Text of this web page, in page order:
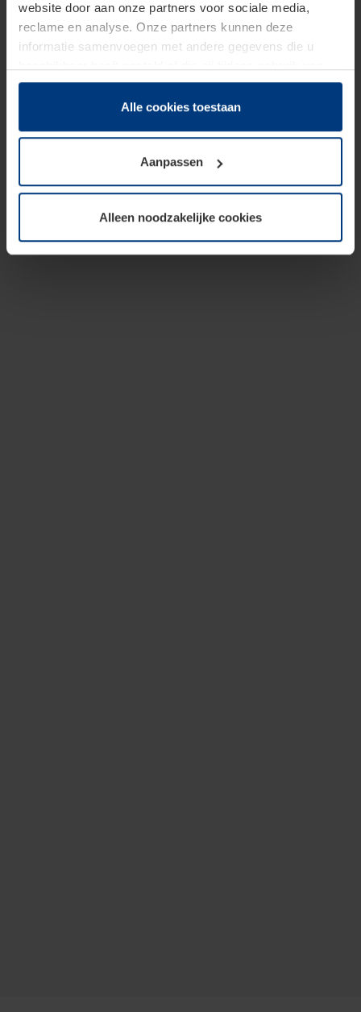
website door aan onze partners voor sociale media,
reclame en analyse. Onze partners kunnen deze
informatie samenvoegen met andere gegevens die u
hun diensten hebben verzameld.
Juridisch hebben wij het recht om cookies op uw
van deze pagina's absoluut vereist is. Voor alle andere
soorten cookies is uw toestemming benodigd. Uw
toestemming kunt u op elk moment bij de uitleg van de
wijzigen of herroepen.
Alle cookies toestaan
Aanpassen
Alleen noodzakelijke cookies